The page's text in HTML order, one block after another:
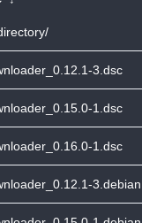
3.dsc
1.dsc
1.dsc